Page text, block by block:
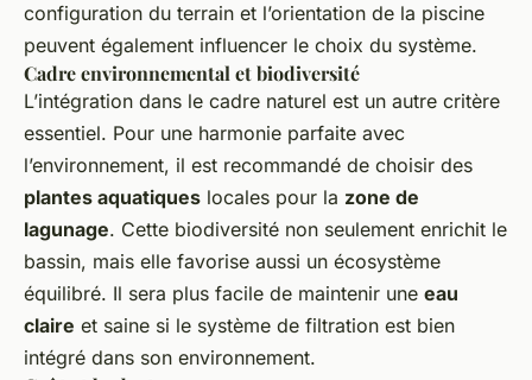
configuration du terrain et l’orientation de la piscine
peuvent également influencer le choix du système.
Cadre environnemental et biodiversité
L’intégration dans le cadre naturel est un autre critère
essentiel. Pour une harmonie parfaite avec
l’environnement, il est recommandé de choisir des
plantes aquatiques locales pour la zone de
lagunage. Cette biodiversité non seulement enrichit le
bassin, mais elle favorise aussi un écosystème
équilibré. Il sera plus facile de maintenir une eau
claire et saine si le système de filtration est bien
intégré dans son environnement.